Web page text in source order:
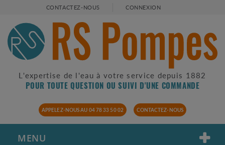
CONTACTEZ-NOUS CONNEXION
L'expertise de l'eau à votre service depuis 1882
POUR TOUTE QUESTION OU SUIVI D'UNE COMMANDE
APPELEZ-NOUS AU 04 78 33 50 02 CONTACTEZ-NOUS
MENU